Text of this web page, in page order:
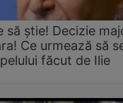
știe! Decizie
Ce urmează să
făcut de Ilie